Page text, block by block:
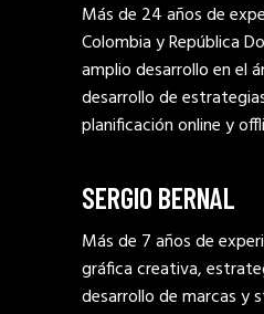
Más de 24 años de
Colombia y República
amplio desarrollo en el
desarrollo de
planificación online y
SERGIO BERNAL
Más de 7 años de
gráfica creativa,
desarrollo de marcas y